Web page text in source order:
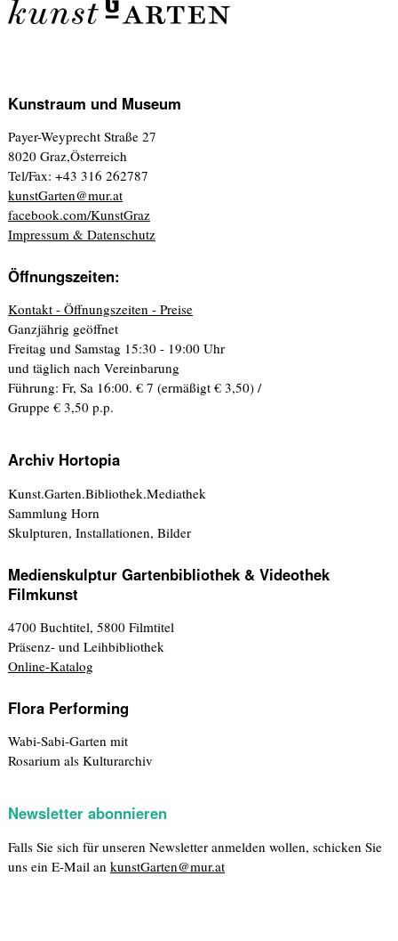
Kunstraum und Museum
Payer-Weyprecht Straße 27
8020 Graz,Österreich
Tel/Fax: +43 316 262787
kunstGarten@mur.at
facebook.com/KunstGraz
Impressum & Datenschutz
Öffnungszeiten:
Kontakt - Öffnungszeiten - Preise
Ganzjährig geöffnet
Freitag und Samstag 15:30 - 19:00 Uhr
und täglich nach Vereinbarung
Führung: Fr, Sa 16:00. € 7 (ermäßigt € 3,50) /
Gruppe € 3,50 p.p.
Archiv Hortopia
Kunst.Garten.Bibliothek.Mediathek
Sammlung Horn
Skulpturen, Installationen, Bilder
Medienskulptur Gartenbibliothek & Videothek
Filmkunst
4700 Buchtitel, 5800 Filmtitel
Präsenz- und Leihbibliothek
Online-Katalog
Flora Performing
Wabi-Sabi-Garten mit
Rosarium als Kulturarchiv
Newsletter abonnieren
Falls Sie sich für unseren Newsletter anmelden wollen, schicken Sie
uns ein E-Mail an kunstGarten@mur.at